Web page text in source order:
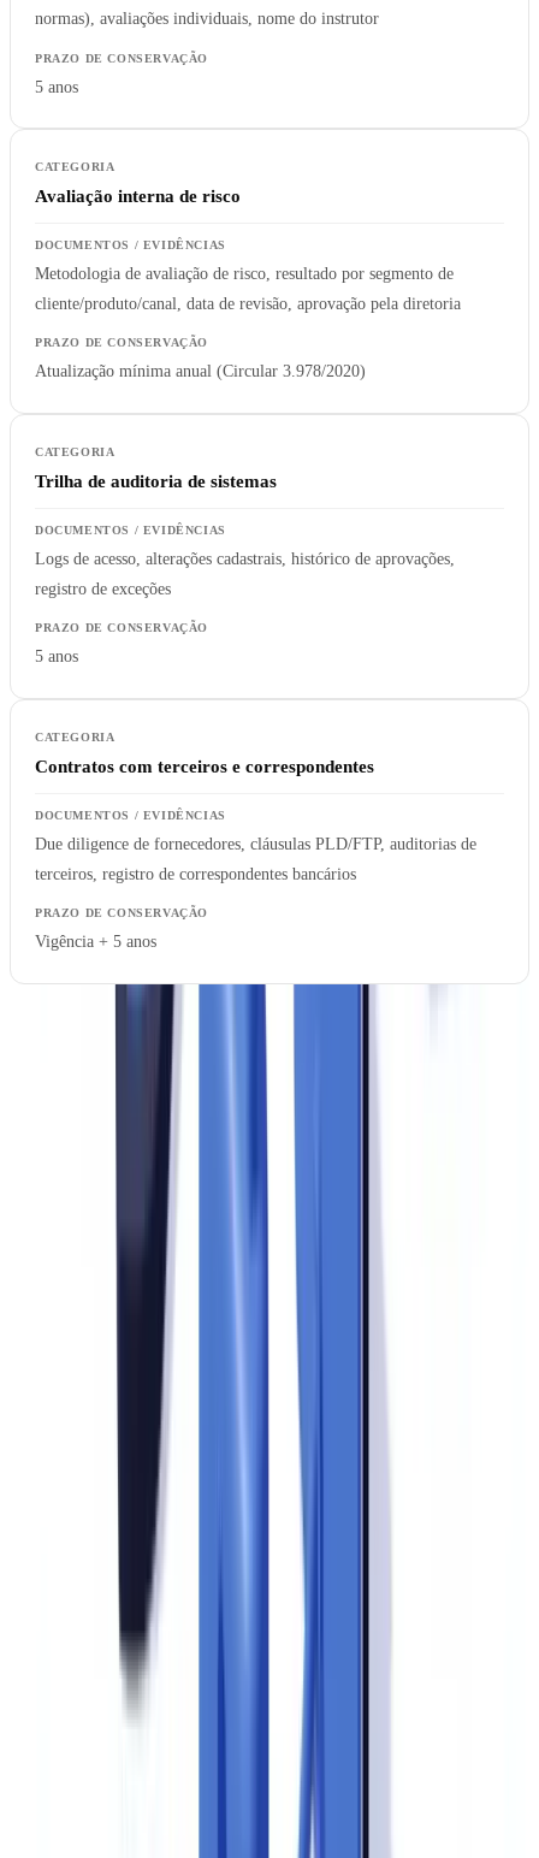
normas), avaliações individuais, nome do instrutor
5 anos
Avaliação interna de risco
Metodologia de avaliação de risco, resultado por segmento de
cliente/produto/canal, data de revisão, aprovação pela diretoria
Atualização mínima anual (Circular 3.978/2020)
Trilha de auditoria de sistemas
Logs de acesso, alterações cadastrais, histórico de aprovações,
registro de exceções
5 anos
Contratos com terceiros e correspondentes
Due diligence de fornecedores, cláusulas PLD/FTP, auditorias de
terceiros, registro de correspondentes bancários
Vigência + 5 anos
Estruture cada categoria em pastas digitais com nomenclatura
padronizada e controle de versão. A
documental do CheckFile
mantendo trilhas de auditoria rastreáveis por cliente e por operador.
Pronto para automatizar as suas verificações?
Pedir um piloto gratuito
Verificação documental: o ponto crítico de falha
A verificação documental concentra a maior proporção de não
conformidades detectadas em auditorias.
CheckFile.ai sobre 2.400 processos de verificação revela que
34% das falhas de conformidade ocorrem na fase de verificação
Esses números são consistentes com os achados publicados pelo